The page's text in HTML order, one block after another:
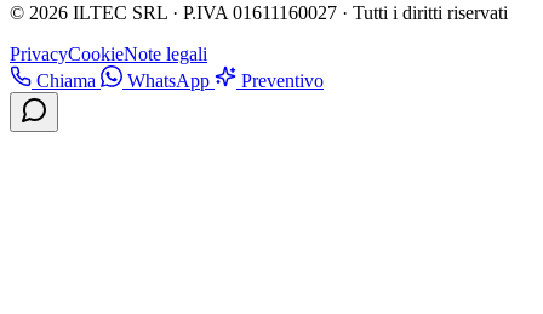
© 2026 ILTEC SRL · P.IVA 01611160027 · Tutti i diritti riservati
PrivacyCookieNote legali
Chiama
WhatsApp Preventivo